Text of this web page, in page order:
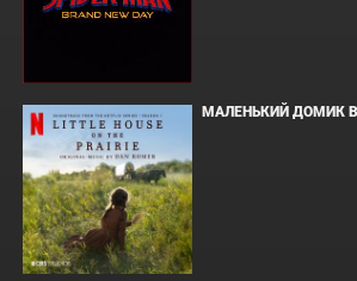
МАЛЕНЬКИЙ ДОМИК